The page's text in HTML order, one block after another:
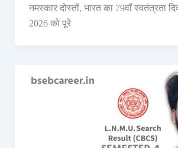
नमस्कार दोस्तों, भारत का 79वाँ स्वतंत्रता
2026 को पूरे